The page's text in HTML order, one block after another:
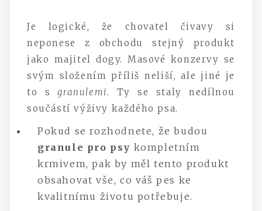
Je logické, že chovatel čivavy si
neponese z obchodu stejný produkt
jako majitel dogy. Masové konzervy se
svým složením příliš neliší, ale jiné je
to sgranulemi.
Ty se staly nedílnou
součástí výživy každého psa.
Pokud se rozhodnete, že budou
granule pro psy kompletním
krmivem, pak by měl tento produkt
obsahovat vše, co váš pes ke
kvalitnímu životu potřebuje.